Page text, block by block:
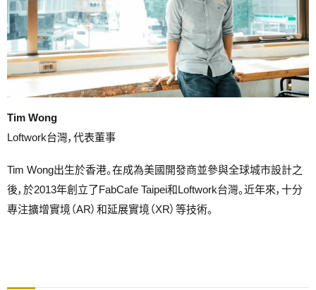
Tim Wong
Loftwork台灣，代表董事
Tim Wong出生於香港。在成為美國開發商並參與全球城市設計之
後，於2013年創立了FabCafe Taipei和Loftwork台灣。近年來，十分
專注擴增實境（AR）和延展實境（XR）等技術。